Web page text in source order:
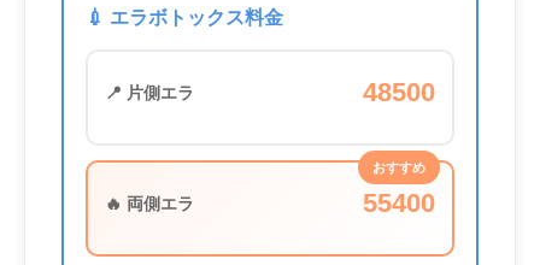
💉 エラボトックス料金
📍 片側エラ 48500
おすすめ
🔥 両側エラ 55400